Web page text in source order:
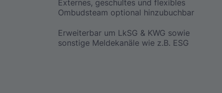
Erweiterbar um LkSG & KWG sowie
sonstige Meldekanäle wie z.B. ESG
Externes, geschultes und flexibles
Ombudsteam optional hinzubuchbar